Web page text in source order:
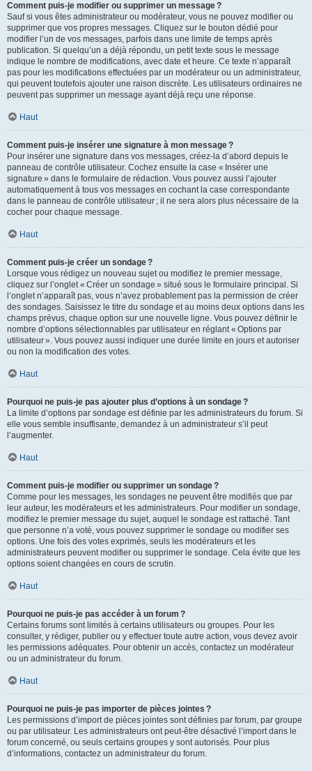
Comment puis-je modifier ou supprimer un message ?
Sauf si vous êtes administrateur ou modérateur, vous ne pouvez modifier ou
supprimer que vos propres messages. Cliquez sur le bouton dédié pour
modifier l’un de vos messages, parfois dans une limite de temps après
publication. Si quelqu’un a déjà répondu, un petit texte sous le message
indique le nombre de modifications, avec date et heure. Ce texte n’apparaît
pas pour les modifications effectuées par un modérateur ou un administrateur,
qui peuvent toutefois ajouter une raison discrète. Les utilisateurs ordinaires ne
peuvent pas supprimer un message ayant déjà reçu une réponse.
Haut
Comment puis-je insérer une signature à mon message ?
Pour insérer une signature dans vos messages, créez-la d’abord depuis le
panneau de contrôle utilisateur. Cochez ensuite la case « Insérer une
signature » dans le formulaire de rédaction. Vous pouvez aussi l’ajouter
automatiquement à tous vos messages en cochant la case correspondante
dans le panneau de contrôle utilisateur ; il ne sera alors plus nécessaire de la
cocher pour chaque message.
Haut
Comment puis-je créer un sondage ?
Lorsque vous rédigez un nouveau sujet ou modifiez le premier message,
cliquez sur l’onglet « Créer un sondage » situé sous le formulaire principal. Si
l’onglet n’apparaît pas, vous n’avez probablement pas la permission de créer
des sondages. Saisissez le titre du sondage et au moins deux options dans les
champs prévus, chaque option sur une nouvelle ligne. Vous pouvez définir le
nombre d’options sélectionnables par utilisateur en réglant « Options par
utilisateur ». Vous pouvez aussi indiquer une durée limite en jours et autoriser
ou non la modification des votes.
Haut
Pourquoi ne puis-je pas ajouter plus d’options à un sondage ?
La limite d’options par sondage est définie par les administrateurs du forum. Si
elle vous semble insuffisante, demandez à un administrateur s’il peut
l’augmenter.
Haut
Comment puis-je modifier ou supprimer un sondage ?
Comme pour les messages, les sondages ne peuvent être modifiés que par
leur auteur, les modérateurs et les administrateurs. Pour modifier un sondage,
modifiez le premier message du sujet, auquel le sondage est rattaché. Tant
que personne n’a voté, vous pouvez supprimer le sondage ou modifier ses
options. Une fois des votes exprimés, seuls les modérateurs et les
administrateurs peuvent modifier ou supprimer le sondage. Cela évite que les
options soient changées en cours de scrutin.
Haut
Pourquoi ne puis-je pas accéder à un forum ?
Certains forums sont limités à certains utilisateurs ou groupes. Pour les
consulter, y rédiger, publier ou y effectuer toute autre action, vous devez avoir
les permissions adéquates. Pour obtenir un accès, contactez un modérateur
ou un administrateur du forum.
Haut
Pourquoi ne puis-je pas importer de pièces jointes ?
Les permissions d’import de pièces jointes sont définies par forum, par groupe
ou par utilisateur. Les administrateurs ont peut-être désactivé l’import dans le
forum concerné, ou seuls certains groupes y sont autorisés. Pour plus
d’informations, contactez un administrateur du forum.